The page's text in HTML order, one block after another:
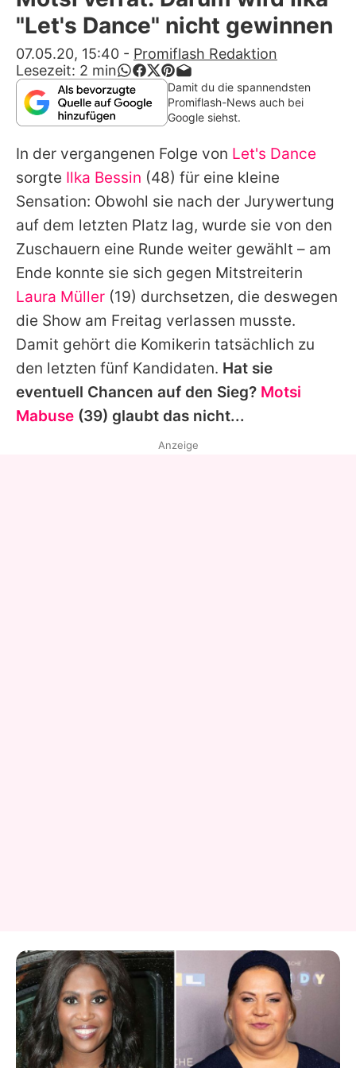
Alle Themen auf Promiflash
App runterladen
Team
Redaktionelle Richtlinien
Impressum
Nutzungsbedingungen
Utiq verwalten
"Let's Dance" nicht gewinnen
07.05.20, 15:40 - Promiflash Redaktion
Lesezeit: 2 min
Damit du die spannendsten
Promiflash-News auch bei
Google siehst.
In der vergangenen Folge von Let's Dance
sorgte Ilka Bessin (48) für eine kleine
Sensation: Obwohl sie nach der Jurywertung
auf dem letzten Platz lag, wurde sie von den
Zuschauern eine Runde weiter gewählt – am
Ende konnte sie sich gegen Mitstreiterin
Laura Müller (19) durchsetzen, die deswegen
die Show am Freitag verlassen musste.
Damit gehört die Komikerin tatsächlich zu
den letzten fünf Kandidaten. Hat sie
eventuell Chancen auf den Sieg? Motsi
Mabuse (39) glaubt das nicht...
Anzeige